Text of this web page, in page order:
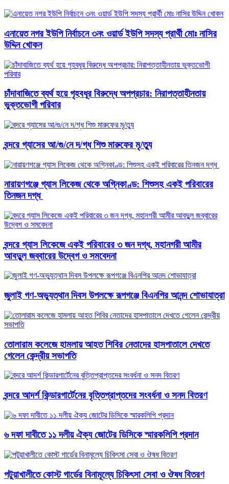
এনায়েত নগর ইউপি নির্বাচনে ৩নং ওয়ার্ড ইউপি সদস্য প্রার্থী মোঃ নাসির
উদ্দিন খোকন
চাঁদাবাজিতে ব্যর্থ হয়ে গৃহবধূর বিরুদ্ধে অপপ্রচার: নিরাপত্তাহীনতায়
ভুক্তভোগী পরিবার
বন্দরে গ্যাসের আ/গু/নে দ/গ্ধ শিশু মারুফের মৃ/ত্যু
নারায়ণগঞ্জে গ্যাস লিকেজ থেকে অগ্নিকাণ্ড: শিশুসহ একই পরিবারের
তিনজন দগ্ধ ​
বন্দরে গ্যাস লিকেজে একই পরিবারের ৩ জন দগ্ধ, মহানগরী আমীর
আবদুুল জব্বারের উদ্বেগ ও সমবেদনা
জুলাই গণ-অভ্যুত্থান দিবস উপলক্ষে রূপগঞ্জে বিএনপির আনন্দ শোভাযাত্রা
তোলারাম কলেজে হামলায় আহত শিবির নেতাদের হাসপাতালে দেখতে
গেলেন কেন্দ্রীয় সভাপতি
বন্দরে আদর্শ কিন্ডারগার্টেনের বৃত্তিপ্রাপ্তদের সংবর্ধনা ও সনদ বিতরণ
৬ দফা দাবীতে ১১ দলীয় ঐক্য জোটের ডিসিকে স্মারকলিপি প্রদান
পটুয়াখালীতে কোস্ট গার্ডের বিনামূল্যে চিকিৎসা সেবা ও ঔষধ বিতরণ